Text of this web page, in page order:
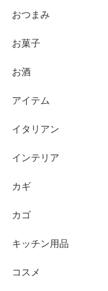
おつまみ
お菓子
お酒
アイテム
イタリアン
インテリア
カギ
カゴ
キッチン用品
コスメ